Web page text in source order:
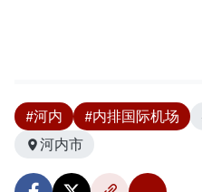
#河内 #内排国际机场
河内市